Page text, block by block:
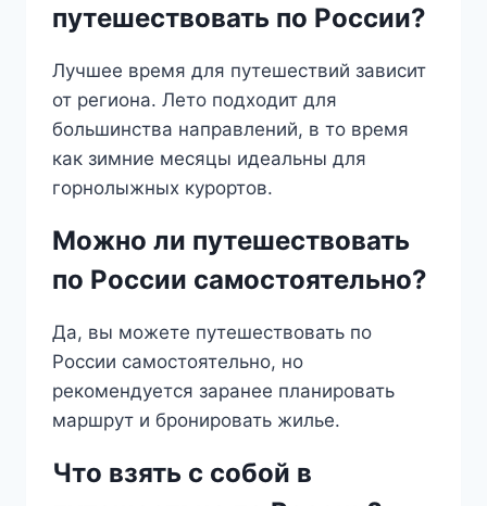
путешествовать по России?
Лучшее время для путешествий зависит
от региона. Лето подходит для
большинства направлений, в то время
как зимние месяцы идеальны для
горнолыжных курортов.
Можно ли путешествовать
по России самостоятельно?
Да, вы можете путешествовать по
России самостоятельно, но
рекомендуется заранее планировать
маршрут и бронировать жилье.
Что взять с собой в